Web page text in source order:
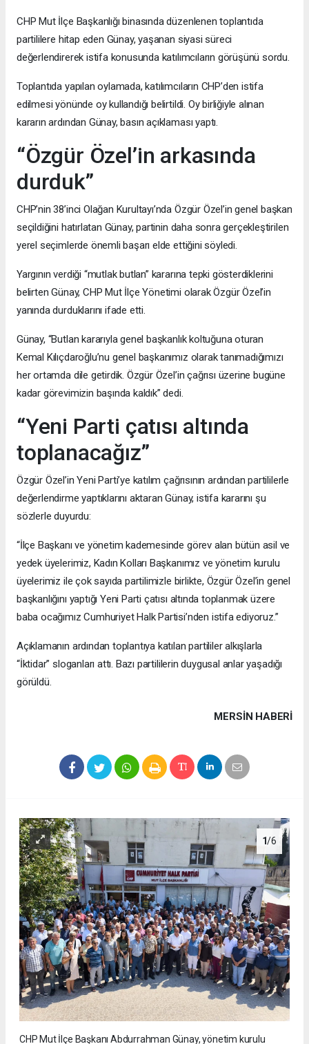
CHP Mut İlçe Başkanlığı binasında düzenlenen toplantıda
partililere hitap eden Günay, yaşanan siyasi süreci
değerlendirerek istifa konusunda katılımcıların görüşünü sordu.
Toplantıda yapılan oylamada, katılımcıların CHP’den istifa
edilmesi yönünde oy kullandığı belirtildi. Oy birliğiyle alınan
kararın ardından Günay, basın açıklaması yaptı.
“Özgür Özel’in arkasında
durduk”
CHP’nin 38’inci Olağan Kurultayı’nda Özgür Özel’in genel başkan
seçildiğini hatırlatan Günay, partinin daha sonra gerçekleştirilen
yerel seçimlerde önemli başarı elde ettiğini söyledi.
Yargının verdiği “mutlak butlan” kararına tepki gösterdiklerini
belirten Günay, CHP Mut İlçe Yönetimi olarak Özgür Özel’in
yanında durduklarını ifade etti.
Günay, “Butlan kararıyla genel başkanlık koltuğuna oturan
Kemal Kılıçdaroğlu’nu genel başkanımız olarak tanımadığımızı
her ortamda dile getirdik. Özgür Özel’in çağrısı üzerine bugüne
kadar görevimizin başında kaldık” dedi.
“Yeni Parti çatısı altında
toplanacağız”
Özgür Özel’in Yeni Parti’ye katılım çağrısının ardından partililerle
değerlendirme yaptıklarını aktaran Günay, istifa kararını şu
sözlerle duyurdu:
“İlçe Başkanı ve yönetim kademesinde görev alan bütün asil ve
yedek üyelerimiz, Kadın Kolları Başkanımız ve yönetim kurulu
üyelerimiz ile çok sayıda partilimizle birlikte, Özgür Özel’in genel
başkanlığını yaptığı Yeni Parti çatısı altında toplanmak üzere
baba ocağımız Cumhuriyet Halk Partisi’nden istifa ediyoruz.”
Açıklamanın ardından toplantıya katılan partililer alkışlarla
“İktidar” sloganları attı. Bazı partililerin duygusal anlar yaşadığı
görüldü.
MERSIN HABERİ
1/6
CHP Mut İlçe Başkanı Abdurrahman Günay, yönetim kurulu